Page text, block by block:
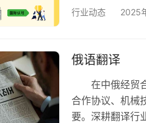
俄语翻译服务呢
的俄语翻译经验
行业动态 2025
俄语翻译
在中俄经贸合
合作协议、机械
要。深耕翻译行